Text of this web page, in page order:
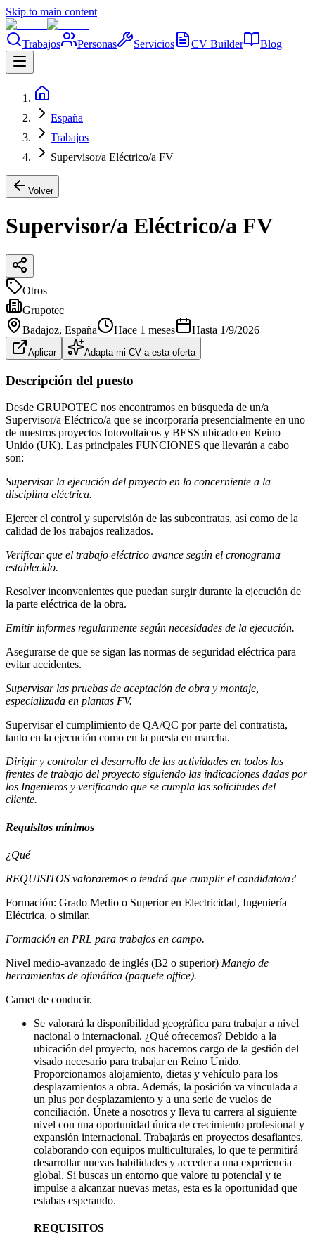
Skip to main content
Trabajos Personas Servicios CV Builder Blog
España
Trabajos
Supervisor/a Eléctrico/a FV
Volver
Supervisor/a Eléctrico/a FV
Otros
Grupotec
Badajoz, España Hace 1 meses Hasta 1/9/2026
Aplicar Adapta mi CV a esta oferta
Descripción del puesto
Desde GRUPOTEC nos encontramos en búsqueda de un/a
Supervisor/a Eléctrico/a que se incorporaría presencialmente en uno
de nuestros proyectos fotovoltaicos y BESS ubicado en Reino
Unido (UK). Las principales FUNCIONES que llevarán a cabo
son:
Supervisar la ejecución del proyecto en lo concerniente a la
disciplina eléctrica.
Ejercer el control y supervisión de las subcontratas, así como de la
calidad de los trabajos realizados.
Verificar que el trabajo eléctrico avance según el cronograma
establecido.
Resolver inconvenientes que puedan surgir durante la ejecución de
la parte eléctrica de la obra.
Emitir informes regularmente según necesidades de la ejecución.
Asegurarse de que se sigan las normas de seguridad eléctrica para
evitar accidentes.
Supervisar las pruebas de aceptación de obra y montaje,
especializada en plantas FV.
Supervisar el cumplimiento de QA/QC por parte del contratista,
tanto en la ejecución como en la puesta en marcha.
Dirigir y controlar el desarrollo de las actividades en todos los
frentes de trabajo del proyecto siguiendo las indicaciones dadas por
los Ingenieros y verificando que se cumpla las solicitudes del
cliente.
Requisitos mínimos
¿Qué
REQUISITOS valoraremos o tendrá que cumplir el candidato/a?
Formación: Grado Medio o Superior en Electricidad, Ingeniería
Eléctrica, o similar.
Formación en PRL para trabajos en campo.
Nivel medio-avanzado de inglés (B2 o superior) Manejo de
herramientas de ofimática (paquete office).
Carnet de conducir.
Se valorará la disponibilidad geográfica para trabajar a nivel
nacional o internacional. ¿Qué ofrecemos? Debido a la
ubicación del proyecto, nos hacemos cargo de la gestión del
visado necesario para trabajar en Reino Unido.
Proporcionamos alojamiento, dietas y vehículo para los
desplazamientos a obra. Además, la posición va vinculada a
un plus por desplazamiento y a una serie de vuelos de
conciliación. Únete a nosotros y lleva tu carrera al siguiente
nivel con una oportunidad única de crecimiento profesional y
expansión internacional. Trabajarás en proyectos desafiantes,
colaborando con equipos multiculturales, lo que te permitirá
desarrollar nuevas habilidades y acceder a una experiencia
global. Si buscas un entorno que valore tu potencial y te
impulse a alcanzar nuevas metas, esta es la oportunidad que
estabas esperando.
REQUISITOS